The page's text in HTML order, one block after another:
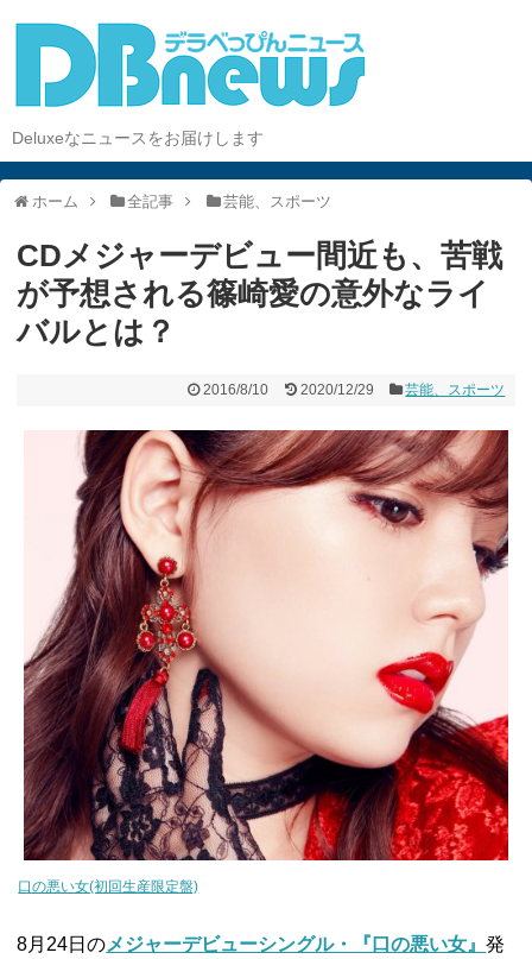
Deluxeなニュースをお届けします
ホーム 全記事 芸能、スポーツ
CDメジャーデビュー間近も、苦戦
が予想される篠崎愛の意外なライ
バルとは？
2016/8/10 2020/12/29 芸能、スポーツ
口の悪い女(初回生産限定盤)
8月24日のメジャーデビューシングル・『口の悪い女』発